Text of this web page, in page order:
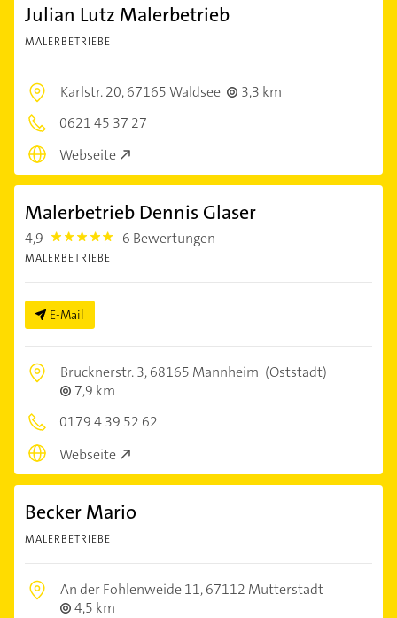
Julian Lutz Malerbetrieb
MALERBETRIEBE
Karlstr. 20,67165 Waldsee
3,3 km
0621 45 37 27
Webseite
Malerbetrieb Dennis Glaser
4,9 4.9 6 Bewertungen
MALERBETRIEBE
E-Mail
Brucknerstr. 3,68165 Mannheim (Oststadt)
7,9 km
0179 4 39 52 62
Webseite
Becker Mario
MALERBETRIEBE
An der Fohlenweide 11,67112 Mutterstadt
4,5 km